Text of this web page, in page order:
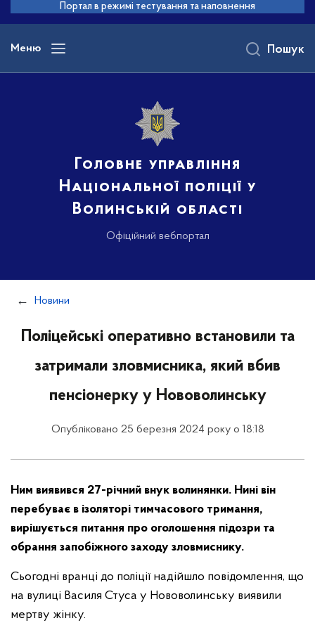
основного
вмісту
Портал в режимі тестування та наповнення
Меню
Головне управління
Національної поліції у
Волинській області
Офіційний вебпортал
Пошук
Новини
Поліцейські оперативно встановили та
затримали зловмисника, який вбив
пенсіонерку у Нововолинську
Опубліковано 25 березня 2024 року о 18:18
Ним виявився 27-річний внук волинянки. Нині він
перебуває в ізоляторі тимчасового тримання,
вирішується питання про оголошення підозри та
обрання запобіжного заходу зловмиснику.
Сьогодні вранці до поліції надійшло повідомлення, що
на вулиці Василя Стуса у Нововолинську виявили
мертву жінку.